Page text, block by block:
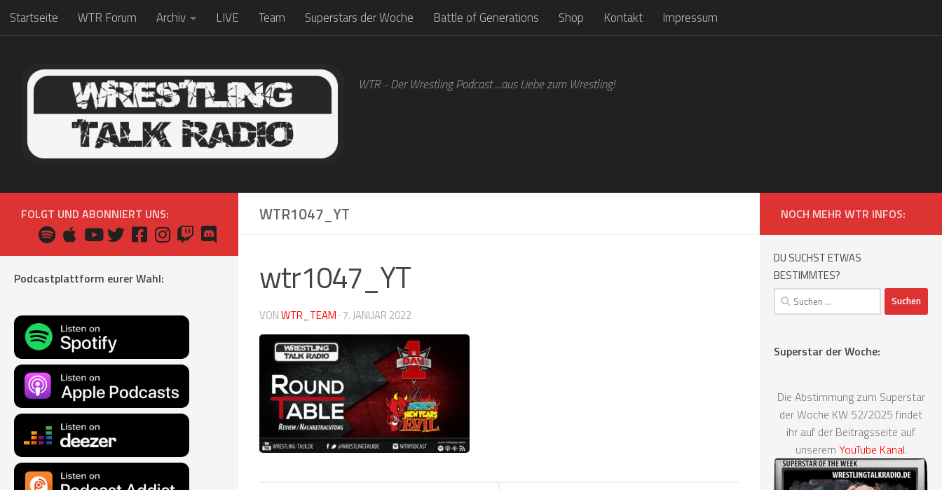
Zum Inhalt springen
Startseite WTR Forum Archiv LIVE Team Superstars der Woche Battle of Generations Shop Kontakt Impressum
WTR - Der Wrestling Podcast ...aus Liebe zum Wrestling!
WTR1047_YT
wtr1047_YT
VONWTR_TEAM · 7. JANUAR 2022
FOLGT UND ABONNIERT UNS:
Podcastplattform eurer Wahl:
NOCH MEHR WTR INFOS:
DU SUCHST ETWAS
BESTIMMTES?
Suchen
nach:
Superstar der Woche:
Die Abstimmung zum Superstar
der Woche KW 52/2025 findet
ihr auf der Beitragsseite auf
unserem YouTube Kanal.